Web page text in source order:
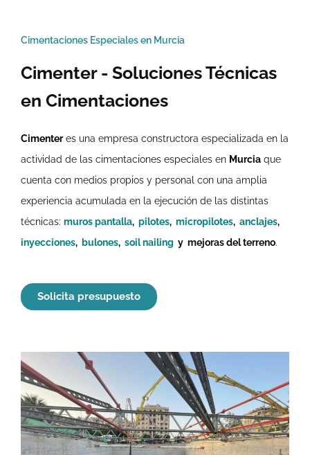
Cimentaciones Especiales en Murcia
Cimenter - Soluciones Técnicas
en Cimentaciones
Cimenter es una empresa constructora especializada en la
actividad de las cimentaciones especiales en Murcia que
cuenta con medios propios y personal con una amplia
experiencia acumulada en la ejecución de las distintas
técnicas: muros pantalla, pilotes, micropilotes, anclajes,
inyecciones, bulones, soil nailing y mejoras del terreno.
Solicita presupuesto